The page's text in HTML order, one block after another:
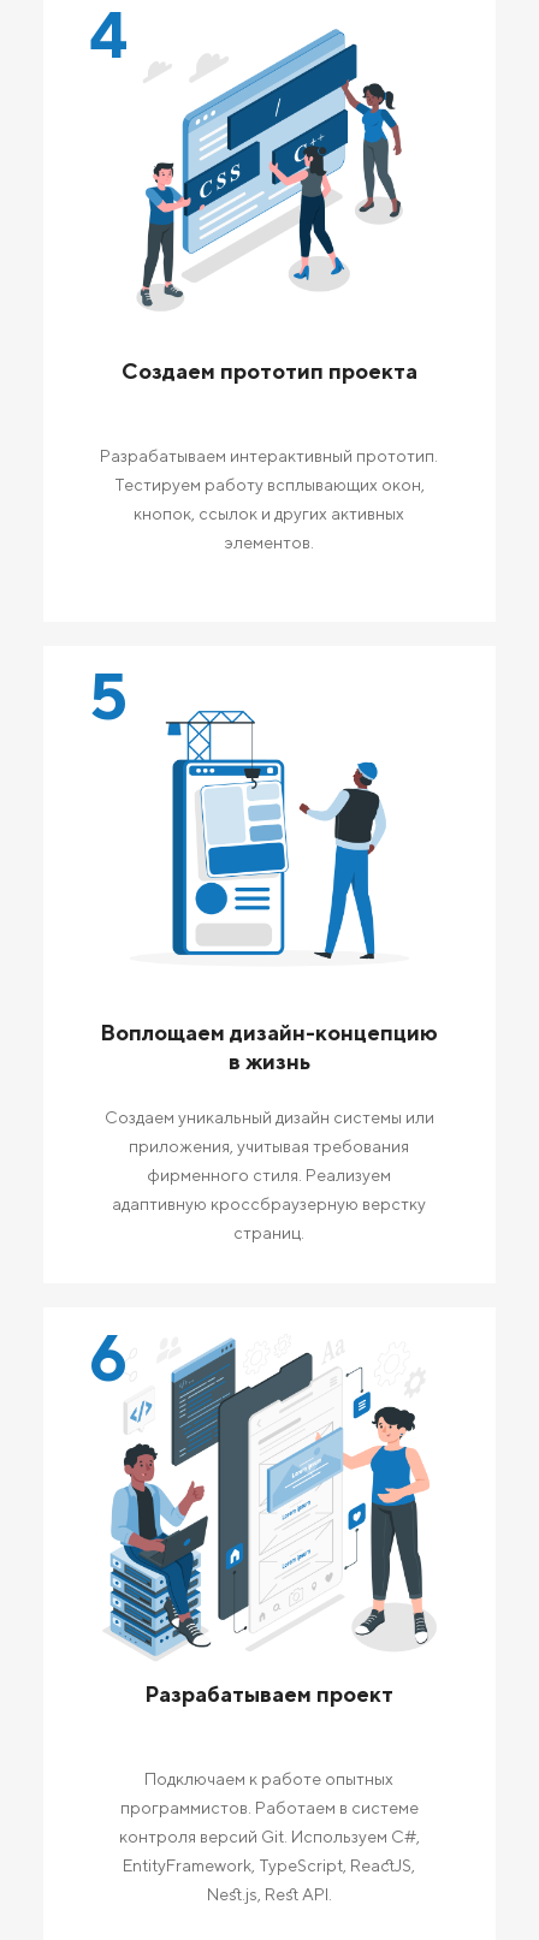
4
Создаем прототип проекта
Разрабатываем интерактивный прототип.
Тестируем работу всплывающих окон,
кнопок, ссылок и других активных
элементов.
5
Воплощаем дизайн-концепцию
в жизнь
Создаем уникальный дизайн системы или
приложения, учитывая требования
фирменного стиля. Реализуем
адаптивную кроссбраузерную верстку
страниц.
6
Разрабатываем проект
Подключаем к работе опытных
программистов. Работаем в системе
контроля версий Git. Используем C#,
EntityFramework, TypeScript, ReactJS,
Nest.js, Rest API.